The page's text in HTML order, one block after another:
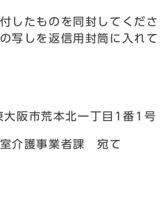
したものを同封してくださ
写しを返信用封筒に入れて
阪市荒本北一丁目1番1号
介護事業者課 宛て